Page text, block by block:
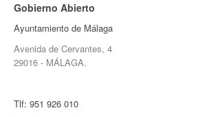
Gobierno Abierto
Ayuntamiento de Málaga
Avenida de Cervantes, 4
29016 - MÁLAGA.
Tlf: 951 926 010